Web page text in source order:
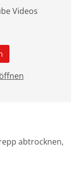
Videos
abtrocknen,